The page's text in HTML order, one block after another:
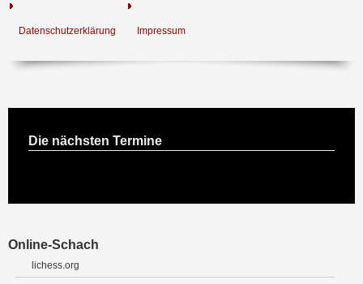
Datenschutzerklärung Impressum
Die nächsten Termine
Online-Schach
lichess.org